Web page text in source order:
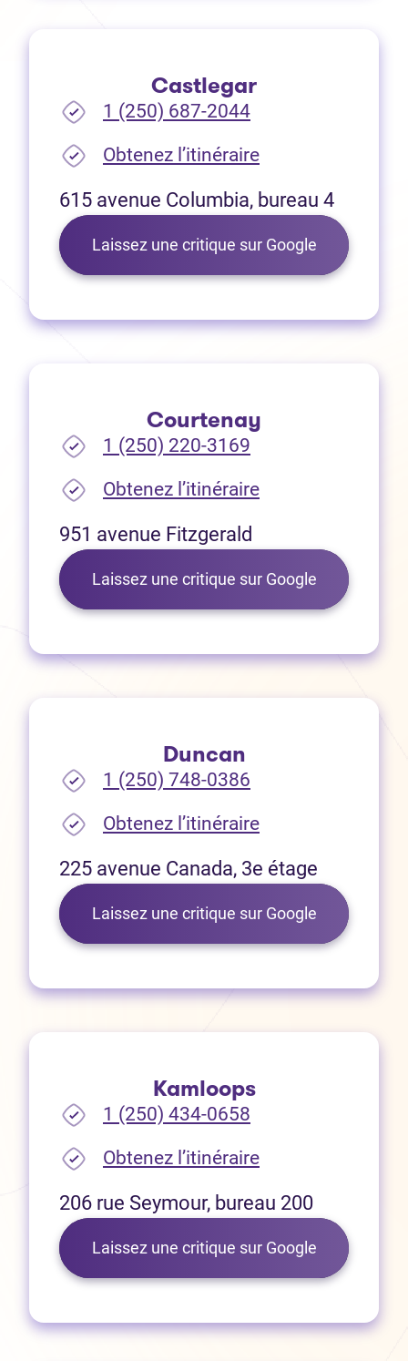
Castlegar
1 (250) 687-2044
Obtenez l’itinéraire(Ouvre dans un
615 avenue Columbia, bureau 4
Laissez une critique sur Google(Ouvre
Courtenay
1 (250) 220-3169
Obtenez l’itinéraire(Ouvre dans un
951 avenue Fitzgerald
Laissez une critique sur Google(Ouvre
Duncan
1 (250) 748-0386
Obtenez l’itinéraire(Ouvre dans un
225 avenue Canada, 3e étage
Laissez une critique sur Google(Ouvre
Kamloops
1 (250) 434-0658
Obtenez l’itinéraire(Ouvre dans un
206 rue Seymour, bureau 200
Laissez une critique sur Google(Ouvre